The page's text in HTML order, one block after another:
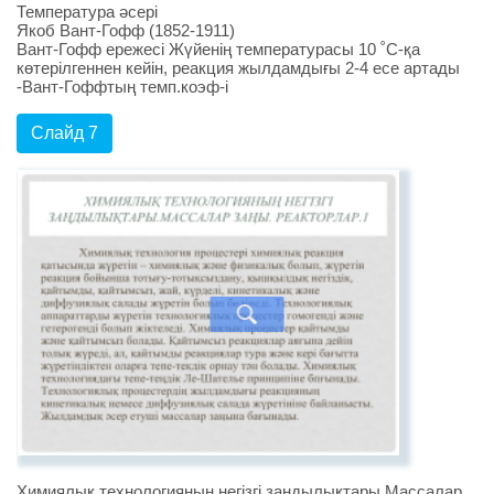
Температура әсері
Якоб Вант-Гофф (1852-1911)
Вант-Гофф ережесі Жүйенің температурасы 10 ˚С-қа
көтерілгеннен кейін, реакция жылдамдығы 2-4 есе артады
-Вант-Гоффтың темп.коэф-і
Слайд 7